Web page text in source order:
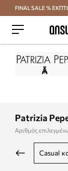
FINAL SALE %
Patrizia
Αριθμός
casual